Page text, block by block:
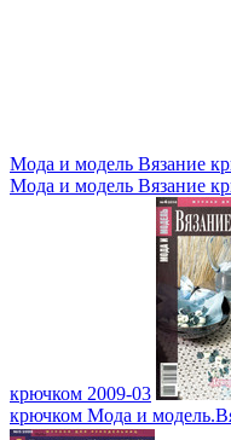
Мода и модель Вязание
Мода и модель Вязание
крючком 2009-03
крючком Мода и